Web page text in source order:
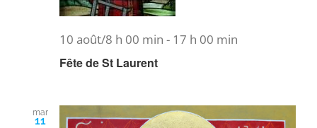
10 août/8 h 00 min - 17 h 00 min
Fête de St Laurent
mar
11